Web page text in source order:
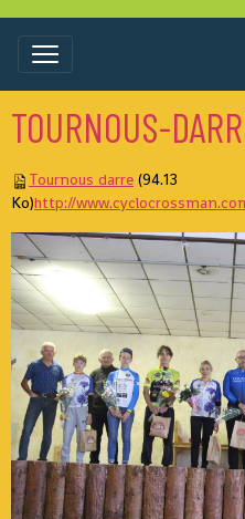
TOURNOUS-
Tournous darre (94.13
Ko)http://